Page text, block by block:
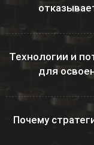
Технологии и
для
Почему